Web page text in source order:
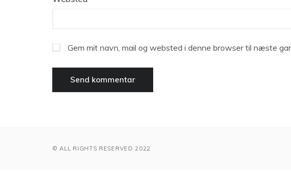
Gem mit navn, mail og websted i denne browser til næste
© ALL RIGHTS RESERVED 2022